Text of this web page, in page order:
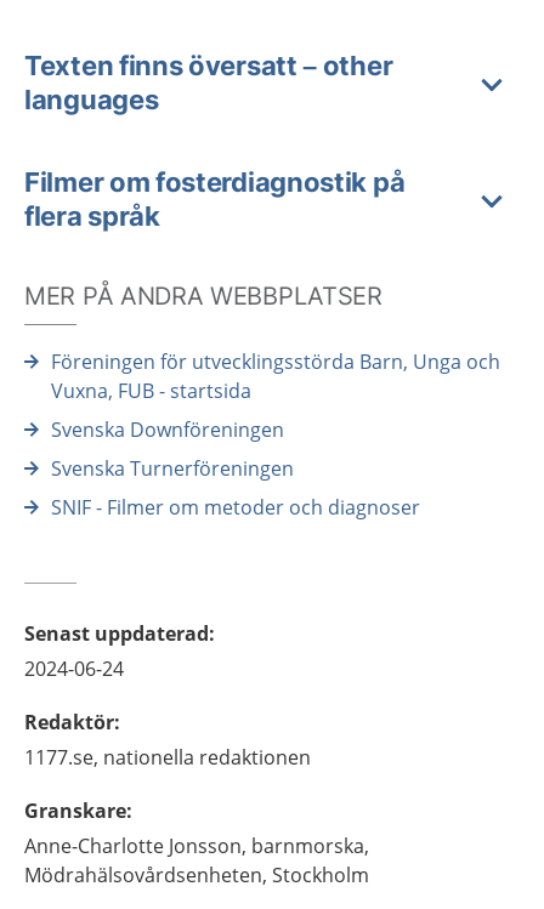
Texten finns översatt – other
languages
Filmer om fosterdiagnostik på
flera språk
MER PÅ ANDRA WEBBPLATSER
Föreningen för utvecklingsstörda Barn, Unga och
Vuxna, FUB - startsida
Svenska Downföreningen
Svenska Turnerföreningen
SNIF - Filmer om metoder och diagnoser
Senast uppdaterad:
2024-06-24
Redaktör:
1177.se, nationella redaktionen
Granskare:
Anne-Charlotte Jonsson, barnmorska,
Mödrahälsovårdsenheten, Stockholm